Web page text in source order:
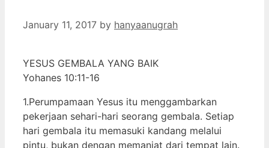
January 11, 2017 by hanyaanugrah
YESUS GEMBALA YANG BAIK
Yohanes 10:11-16
1.Perumpamaan Yesus itu menggambarkan
pekerjaan sehari-hari seorang gembala. Setiap
hari gembala itu memasuki kandang melalui
pintu, bukan dengan memanjat dari tempat lain.